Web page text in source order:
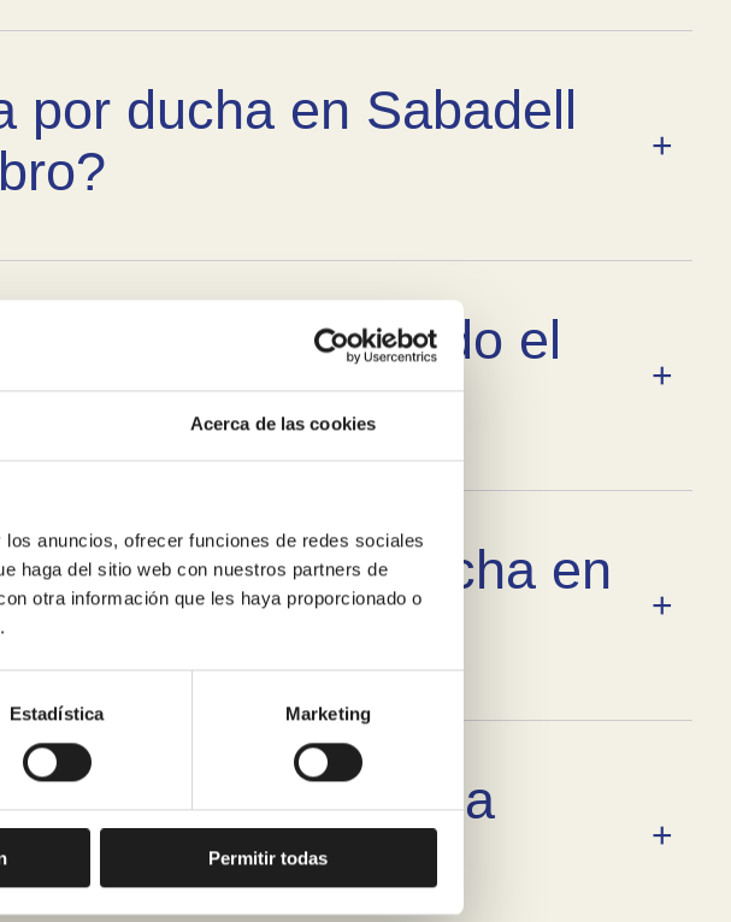
Acerca de las cookies
anuncios, ofrecer funciones de redes sociales
haga del sitio web con nuestros partners de
otra información que les haya proporcionado o
Estadística Marketing
Permitir todas
por ducha en Sabadell
encargáis de todo el
de bañera por ducha en
al cambiar una